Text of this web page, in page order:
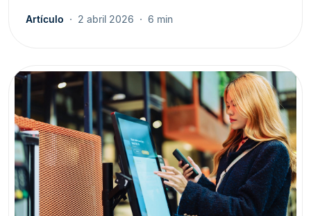
Artículo 2 abril 2026 6 min